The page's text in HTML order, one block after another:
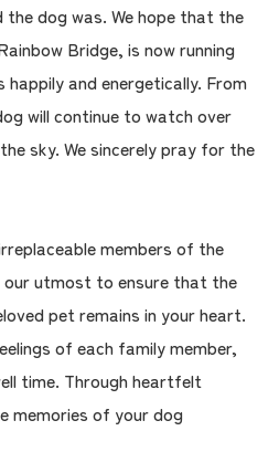
dog was. We hope that the
Bridge, is now running
and energetically. From
will continue to watch over
sky. We sincerely pray for the
members of the
our utmost to ensure that the
pet remains in your heart.
of each family member,
time. Through heartfelt
memories of your dog